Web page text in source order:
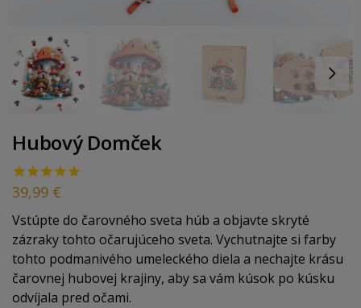
Hubový Domček
39,99 €
Vstúpte do čarovného sveta húb a objavte skryté
zázraky tohto očarujúceho sveta. Vychutnajte si farby
tohto podmanivého umeleckého diela a nechajte krásu
čarovnej hubovej krajiny, aby sa vám kúsok po kúsku
odvíjala pred očami.